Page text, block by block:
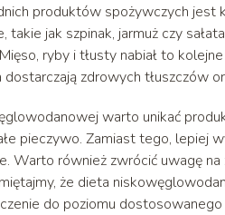
produktów spożywczych jest
takie jak szpinak, jarmuż czy
ryby i tłusty nabiał to
dostarczają zdrowych tłuszczów
warto unikać
pieczywo. Zamiast tego, lepiej
Warto również zwrócić uwagę
że dieta
do poziomu